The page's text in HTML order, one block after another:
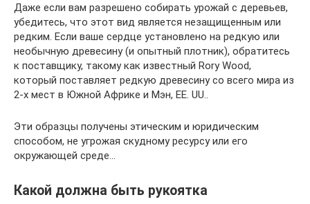
Даже если вам разрешено собирать урожай с деревьев,
убедитесь, что этот вид является незащищенным или
редким. Если ваше сердце установлено на редкую или
необычную древесину (и опытный плотник), обратитесь
к поставщику, такому как известный Rory Wood,
который поставляет редкую древесину со всего мира из
2-х мест в Южной Африке и Мэн, EE. UU..
Эти образцы получены этическим и юридическим
способом, не угрожая скудному ресурсу или его
окружающей среде…
Какой должна быть рукоятка